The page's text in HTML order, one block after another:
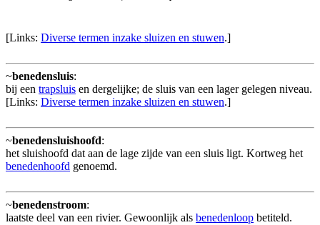
[Links: Diverse termen inzake sluizen en stuwen.]
~benedensluis:
bij een trapsluis en dergelijke; de sluis van een lager gelegen niveau.
[Links: Diverse termen inzake sluizen en stuwen.]
~benedensluishoofd:
het sluishoofd dat aan de lage zijde van een sluis ligt. Kortweg het
benedenhoofd genoemd.
~benedenstroom:
laatste deel van een rivier. Gewoonlijk als benedenloop betiteld.